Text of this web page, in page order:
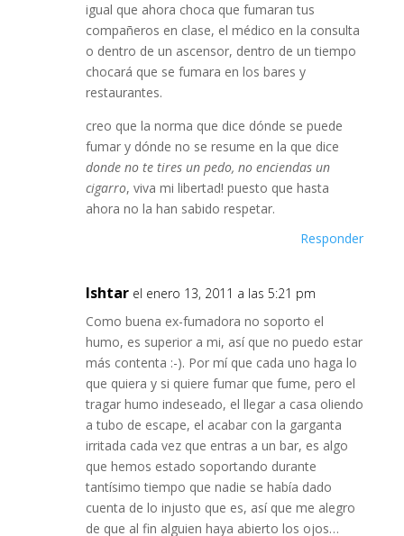
igual que ahora choca que fumaran tus
compañeros en clase, el médico en la consulta
o dentro de un ascensor, dentro de un tiempo
chocará que se fumara en los bares y
restaurantes.
creo que la norma que dice dónde se puede
fumar y dónde no se resume en la que dice
donde no te tires un pedo, no enciendas un
cigarro, viva mi libertad! puesto que hasta
ahora no la han sabido respetar.
Responder
Ishtar el enero 13, 2011 a las 5:21 pm
Como buena ex-fumadora no soporto el
humo, es superior a mi, así que no puedo estar
más contenta :-). Por mí que cada uno haga lo
que quiera y si quiere fumar que fume, pero el
tragar humo indeseado, el llegar a casa oliendo
a tubo de escape, el acabar con la garganta
irritada cada vez que entras a un bar, es algo
que hemos estado soportando durante
tantísimo tiempo que nadie se había dado
cuenta de lo injusto que es, así que me alegro
de que al fin alguien haya abierto los ojos…